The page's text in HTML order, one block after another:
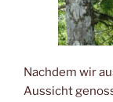
Nachdem wir
Aussicht